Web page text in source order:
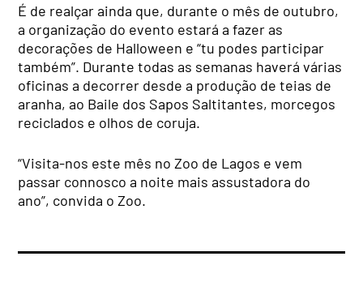
É de realçar ainda que, durante o mês de outubro,
a organização do evento estará a fazer as
decorações de Halloween e “tu podes participar
também”. Durante todas as semanas haverá várias
oficinas a decorrer desde a produção de teias de
aranha, ao Baile dos Sapos Saltitantes, morcegos
reciclados e olhos de coruja.
“Visita-nos este mês no Zoo de Lagos e vem
passar connosco a noite mais assustadora do
ano”, convida o Zoo.